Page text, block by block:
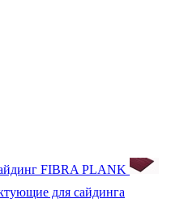
FIBRA PLANK
для сайдинга